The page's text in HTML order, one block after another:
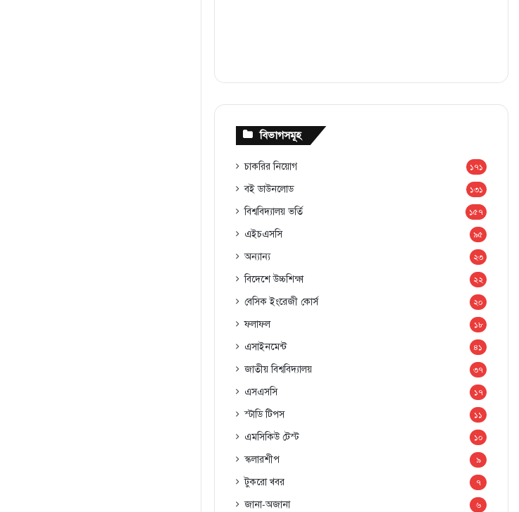
বিভাগসমূহ
চাকরির নিয়োগ ১৭১
বই ডাউনলোড ১৩১
বিশ্ববিদ্যালয় ভর্তি ১৫৭
এইচএসসি ৯৫
অন্যান্য ২৩
বিদেশে উচ্চশিক্ষা ২২
বেসিক ইংরেজী কোর্স ২০
ফলাফল ১৮
এসাইনমেন্ট ৪১
জাতীয় বিশ্ববিদ্যালয় ৩৭
এসএসসি ১৭
স্টাডি টিপস ১১
এমসিকিউ টেস্ট ১০
স্কলারশীপ ৯
টুকরো খবর ৭
জানা-অজানা ৬